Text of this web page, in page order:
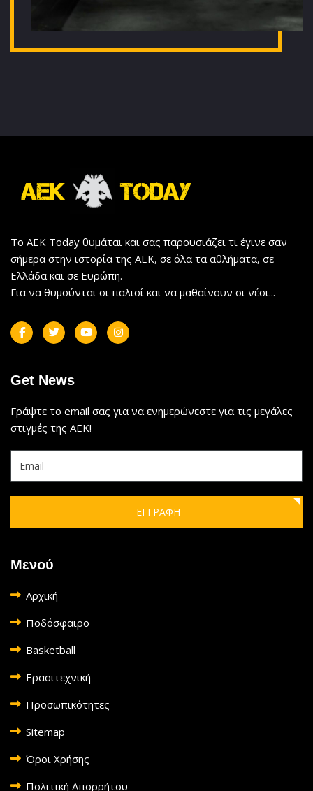
Το AEK Today θυμάται και σας παρουσιάζει τι έγινε σαν
σήμερα στην ιστορία της ΑΕΚ, σε όλα τα αθλήματα, σε
Ελλάδα και σε Ευρώπη.
Για να θυμούνται οι παλιοί και να μαθαίνουν οι νέοι...
Get News
Γράψτε το email σας για να ενημερώνεστε για τις μεγάλες
στιγμές της ΑΕΚ!
ΕΓΓΡΑΦΗ
Μενού
Αρχική
Ποδόσφαιρο
Basketball
Ερασιτεχνική
Προσωπικότητες
Sitemap
Όροι Χρήσης
Πολιτική Απορρήτου